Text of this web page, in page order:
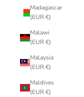
Madagascar
(EUR €)
Malawi
(EUR €)
Malaysia
(EUR €)
Maldives
(EUR €)